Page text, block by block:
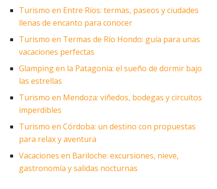
Turismo en Entre Ríos: termas, paseos y ciudades
llenas de encanto para conocer
Turismo en Termas de Río Hondo: guía para unas
vacaciones perfectas
Glamping en la Patagonia: el sueño de dormir bajo
las estrellas
Turismo en Mendoza: viñedos, bodegas y circuitos
imperdibles
Turismo en Córdoba: un destino con propuestas
para relax y aventura
Vacaciones en Bariloche: excursiones, nieve,
gastronomía y salidas nocturnas